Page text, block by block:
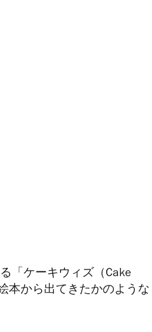
「ケーキウィズ（Cake
本から出てきたかのような